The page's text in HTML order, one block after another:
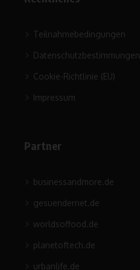
Teilnahmebedingungen
Datenschutzbestimmungen
Cookie-Richtlinie (EU)
Impressum
Partner
businessandmore.de
gesuendernet.de
worldsoffood.de
planetoftech.de
urbanlife.de